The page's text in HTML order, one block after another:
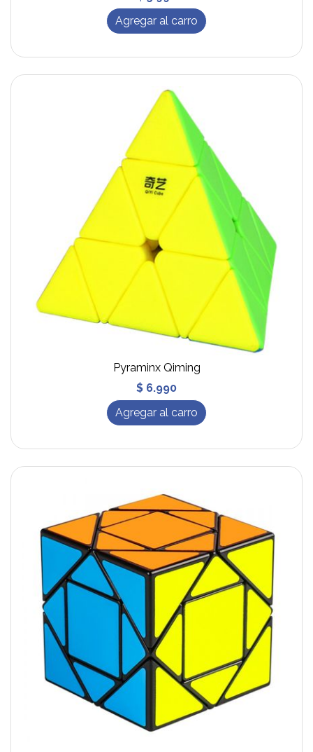
Agregar al carro
Pyraminx Qiming
$ 6.990
Agregar al carro